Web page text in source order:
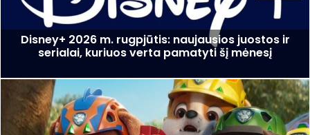
Disney+ 2026 m. rugpjūtis: naujausios juostos ir
serialai, kuriuos verta pamatyti šį mėnesį